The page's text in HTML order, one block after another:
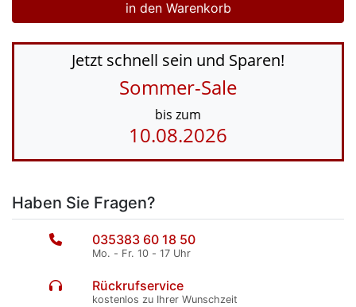
Jetzt schnell sein und Sparen!
Sommer-Sale
bis zum
10.08.2026
Haben Sie Fragen?
035383 60 18 50
Mo. - Fr. 10 - 17 Uhr
Rückrufservice
kostenlos zu Ihrer Wunschzeit